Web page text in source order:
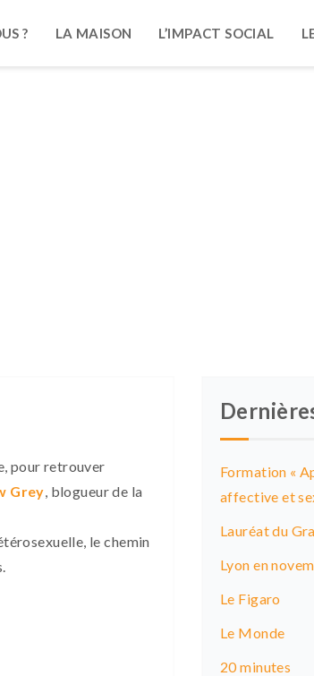
? LA MAISON L’IMPACT SOCIAL
pour retrouver
Grey, blogueur de la
le chemin
Formation «
affective et
Lauréat du
Lyon en
Le Figaro
Le Monde
20 minutes